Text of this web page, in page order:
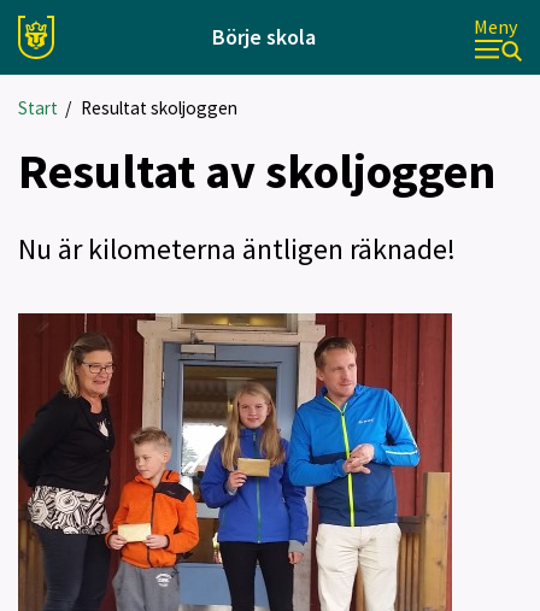
Börje skola Meny
Start / Resultat skoljoggen
Resultat av skoljoggen
Nu är kilometerna äntligen räknade!